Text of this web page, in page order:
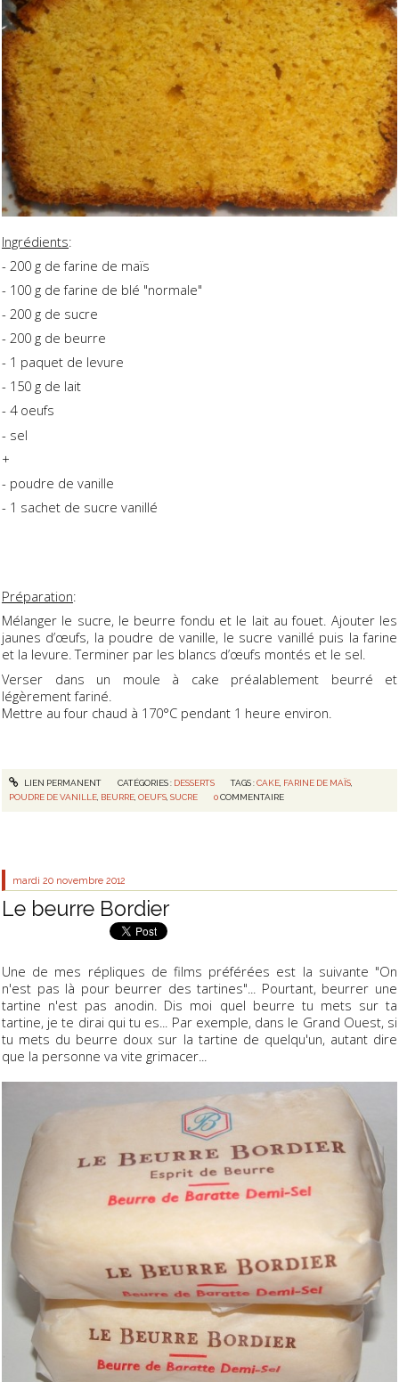
Ingrédients:
- 200 g de farine de maïs
- 100 g de farine de blé "normale"
- 200 g de sucre
- 200 g de beurre
- 1 paquet de levure
- 150 g de lait
- 4 oeufs
- sel
+
- poudre de vanille
- 1 sachet de sucre vanillé
Préparation:
Mélanger le sucre, le beurre fondu et le lait au fouet. Ajouter les
jaunes d’œufs, la poudre de vanille, le sucre vanillé puis la farine
et la levure. Terminer par les blancs d’œufs montés et le sel.
Verser dans un moule à cake préalablement beurré et
légèrement fariné.
Mettre au four chaud à 170°C pendant 1 heure environ.
LIEN PERMANENT CATÉGORIES : DESSERTS TAGS :CAKE, FARINE DE MAÏS,
POUDRE DE VANILLE, BEURRE,OEUFS,SUCRE 0 COMMENTAIRE
mardi 20 novembre 2012
Le beurre Bordier
Une de mes répliques de films préférées est la suivante "On
n'est pas là pour beurrer des tartines"... Pourtant, beurrer une
tartine n'est pas anodin. Dis moi quel beurre tu mets sur ta
tartine, je te dirai qui tu es... Par exemple, dans le Grand Ouest, si
tu mets du beurre doux sur la tartine de quelqu'un, autant dire
que la personne va vite grimacer...